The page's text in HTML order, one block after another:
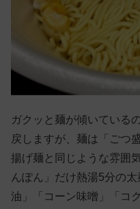
ガクッと麺が傾いている
戻しますが、麺は「ごつ
揚げ麺と同じような雰囲
んぽん」だけ熱湯5分の
油」「コーン味噌」「コ